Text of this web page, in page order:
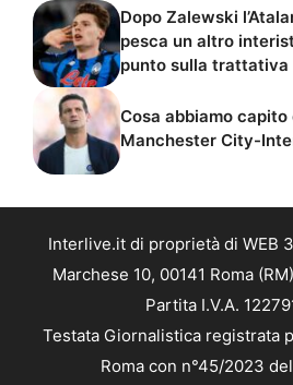
Dopo Zalewski
pesca un altro
punto sulla trattativa
Cosa abbiamo capito
Manchester City-
Interlive.it di proprietà di WEB
Marchese 10, 00141 Roma
Partita I.V.A.
Testata Giornalistica registrata
Roma con n°45/2023